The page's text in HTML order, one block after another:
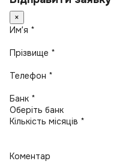
×
Имʼя *
Прізвище *
Телефон *
Банк *
Кількість місяців *
Коментар